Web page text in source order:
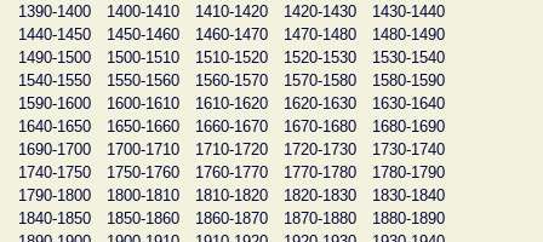
1390-1400
1400-1410 1410-1420 1420-1430
1430-1440
1440-1450
1450-1460 1460-1470 1470-1480
1480-1490
1490-1500
1500-1510 1510-1520 1520-1530
1530-1540
1540-1550
1550-1560 1560-1570 1570-1580
1580-1590
1590-1600
1600-1610 1610-1620 1620-1630
1630-1640
1640-1650
1650-1660 1660-1670 1670-1680
1680-1690
1690-1700
1700-1710 1710-1720 1720-1730
1730-1740
1740-1750
1750-1760 1760-1770 1770-1780
1780-1790
1790-1800
1800-1810 1810-1820 1820-1830
1830-1840
1840-1850
1850-1860 1860-1870 1870-1880
1880-1890